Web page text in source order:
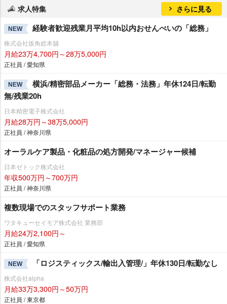
求人特集 さらに見る
NEW 経験者歓迎残業月平均10h以内おせんべいの「総務」
株式会社坂角総本舖
月給23万4,700円～28万5,000円
正社員 / 愛知県
NEW
横浜/精密部品メーカー「総務・法務」年休124日/転勤
無/残業20h
日本精密電子株式会社
月給28万円～38万5,000円
正社員 / 神奈川県
オーラルケア製品・化粧品の処方開発/マネージャー候補
日本ゼトック株式会社
年収500万円～700万円
正社員 / 神奈川県
複数現場でのスタッフサポート業務
ワタキューセイモア株式会社 業務部
月給24万2,100円～
正社員 / 愛知県
NEW 「ロジスティックス/輸出入管理/」年休130日/転勤なし
株式会社alpha
月給33万3,300円～50万円
正社員 / 東京都